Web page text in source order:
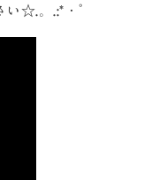
☆.。.:*・゜